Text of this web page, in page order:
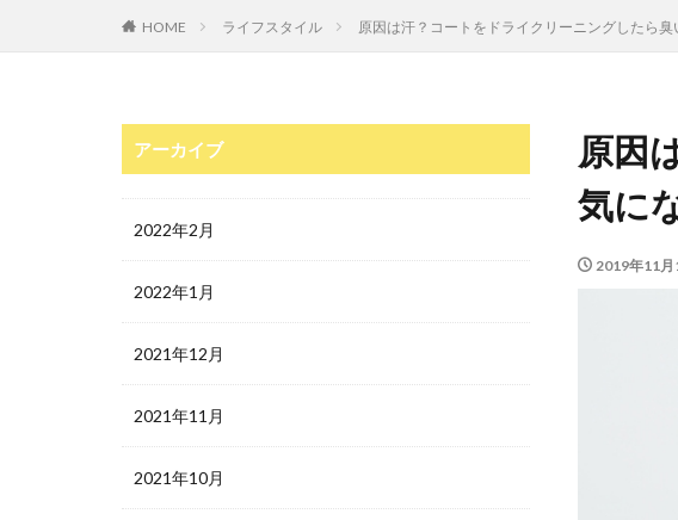
HOME ライフスタイル 原因は汗？コートをドライクリーニングしたら臭
原因
気に
2019年11月
アーカイブ
2022年2月
2022年1月
2021年12月
2021年11月
2021年10月